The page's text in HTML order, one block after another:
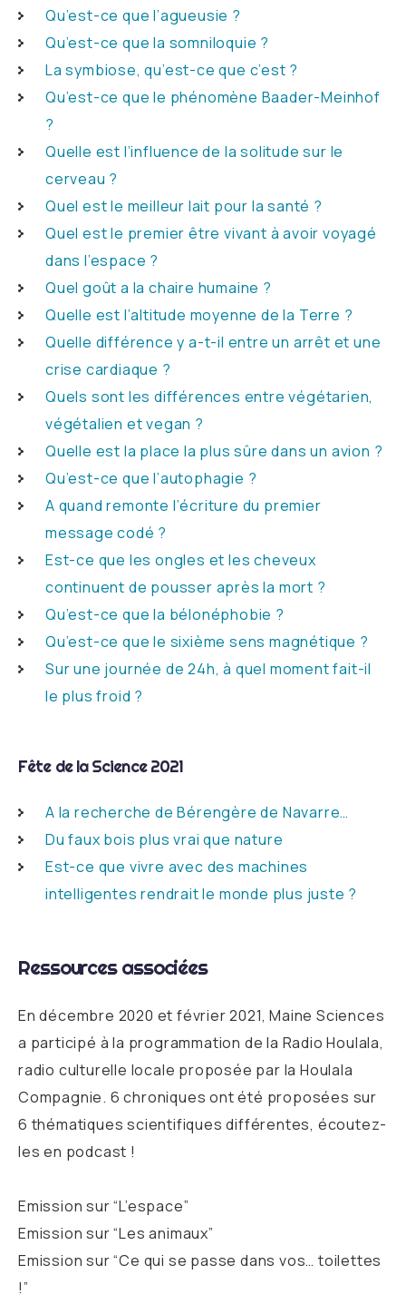
Qu’est-ce que l’agueusie ?
Qu’est-ce que la somniloquie ?
La symbiose, qu’est-ce que c’est ?
Qu’est-ce que le phénomène Baader-Meinhof
?
Quelle est l’influence de la solitude sur le
cerveau ?
Quel est le meilleur lait pour la santé ?
Quel est le premier être vivant à avoir voyagé
dans l’espace ?
Quel goût a la chaire humaine ?
Quelle est l’altitude moyenne de la Terre ?
Quelle différence y a-t-il entre un arrêt et une
crise cardiaque ?
Quels sont les différences entre végétarien,
végétalien et vegan ?
Quelle est la place la plus sûre dans un avion ?
Qu’est-ce que l’autophagie ?
A quand remonte l’écriture du premier
message codé ?
Est-ce que les ongles et les cheveux
continuent de pousser après la mort ?
Qu’est-ce que la bélonéphobie ?
Qu’est-ce que le sixième sens magnétique ?
Sur une journée de 24h, à quel moment fait-il
le plus froid ?
Fête de la Science 2021
A la recherche de Bérengère de Navarre…
Du faux bois plus vrai que nature
Est-ce que vivre avec des machines
intelligentes rendrait le monde plus juste ?
Ressources associées
En décembre 2020 et février 2021, Maine Sciences
a participé à la programmation de la Radio Houlala,
radio culturelle locale proposée par la Houlala
Compagnie. 6 chroniques ont été proposées sur
6 thématiques scientifiques différentes, écoutez-
les en podcast !
Emission sur “L’espace”
Emission sur “Les animaux”
Emission sur “Ce qui se passe dans vos… toilettes
!”